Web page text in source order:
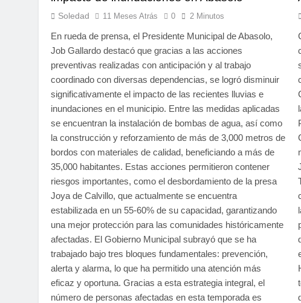
Soledad 11 Meses Atrás 0 2 Minutos
En rueda de prensa, el Presidente Municipal de Abasolo,
Job Gallardo destacó que gracias a las acciones
preventivas realizadas con anticipación y al trabajo
coordinado con diversas dependencias, se logró disminuir
significativamente el impacto de las recientes lluvias e
inundaciones en el municipio. Entre las medidas aplicadas
se encuentran la instalación de bombas de agua, así como
la construcción y reforzamiento de más de 3,000 metros de
bordos con materiales de calidad, beneficiando a más de
35,000 habitantes. Estas acciones permitieron contener
riesgos importantes, como el desbordamiento de la presa
Joya de Calvillo, que actualmente se encuentra
estabilizada en un 55-60% de su capacidad, garantizando
una mejor protección para las comunidades históricamente
afectadas. El Gobierno Municipal subrayó que se ha
trabajado bajo tres bloques fundamentales: prevención,
alerta y alarma, lo que ha permitido una atención más
eficaz y oportuna. Gracias a esta estrategia integral, el
número de personas afectadas en esta temporada es